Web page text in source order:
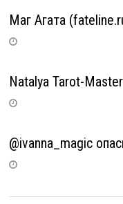
Маг Агата
Natalya Tarot-
@ivanna_magic